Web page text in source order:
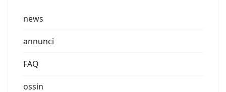
news
annunci
FAQ
ossin